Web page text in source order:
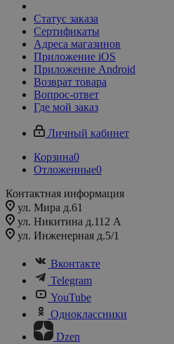
Статус заказа
Сертификаты
Адреса магазинов
Приложение iOS
Приложение Android
Возврат товара
Вопрос-ответ
Где мой заказ
Личный кабинет
Корзина0
Отложенные0
Контактная информация
ул. Мира д.61
ул. Никитина д.112 А
ул. Инженерная д.5/1
Вконтакте
Telegram
YouTube
Одноклассники
Dzen